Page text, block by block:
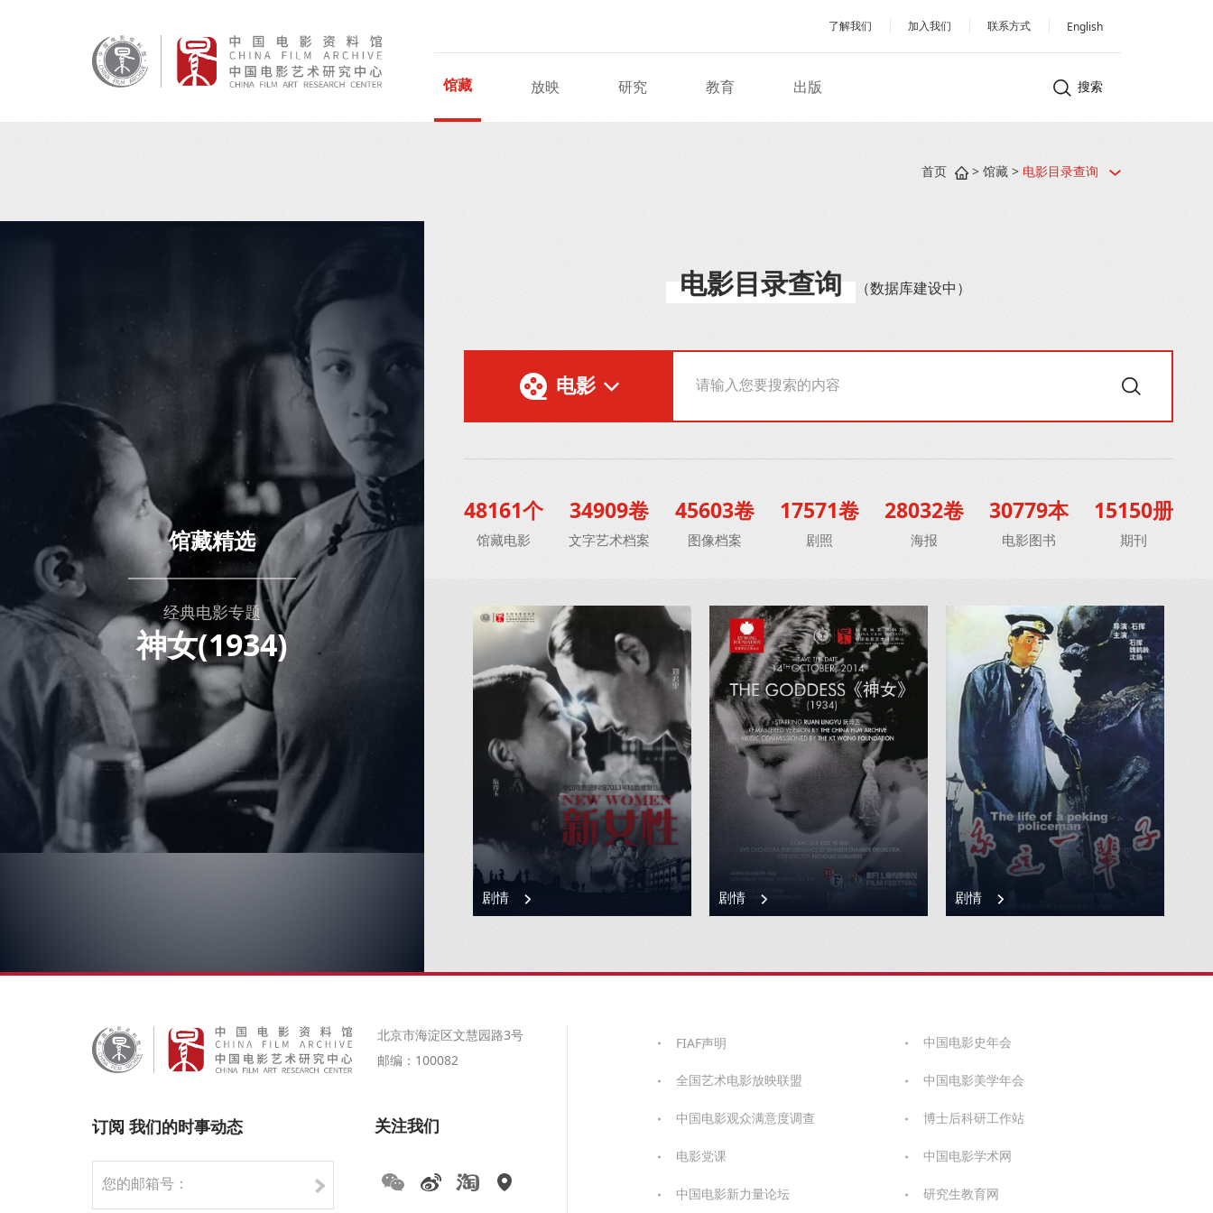
了解我们 加入我们 联系方式 English
馆藏 放映 研究 教育 出版 搜索
首页 > 馆藏 > 电影目录查询
馆藏精选
经典电影专题
神女(1934)
电影目录查询 （数据库建设中）
48161个
馆藏电影
34909卷
文字艺术档案
45603卷
图像档案
17571卷
剧照
28032卷
海报
30779本
电影图书
15150册
期刊
剧情 剧情 剧情
北京市海淀区文慧园路3号
邮编：100082
订阅 我们的时事动态 关注我们
FIAF声明
全国艺术电影放映联盟
中国电影观众满意度调查
电影党课
中国电影新力量论坛
中国电影史年会
中国电影美学年会
博士后科研工作站
中国电影学术网
研究生教育网